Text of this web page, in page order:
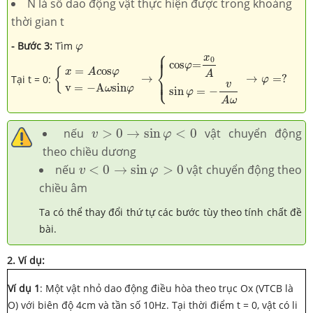
N là số dao động vật thực hiện được trong khoảng
thời gian t
- Bước 3: Tìm φ
φ
Tại t = 0: { x = Acosφ
v = −Aωsinφ
→ ⎧
⎪
⎪
⎨
⎪
⎪
⎩
cosφ=
x0
A
sin φ = −
v
Aω
→ φ =?
{x=Ac φ φ=
nếuv > 0 → sin φ < 0
v >0 → sinφ< 0
vật chuyển động
theo chiều dương
nếu v < 0 → sin φ > 0
v <0 → sinφ> 0
vật chuyển động theo
chiều âm
Ta có thể thay đổi thứ tự các bước tùy theo tính chất đề
bài.
2. Ví dụ:
Ví dụ 1: Một vật nhỏ dao động điều hòa theo trục Ox (VTCB là
O) với biên độ 4cm và tần số 10Hz. Tại thời điểm t = 0, vật có li